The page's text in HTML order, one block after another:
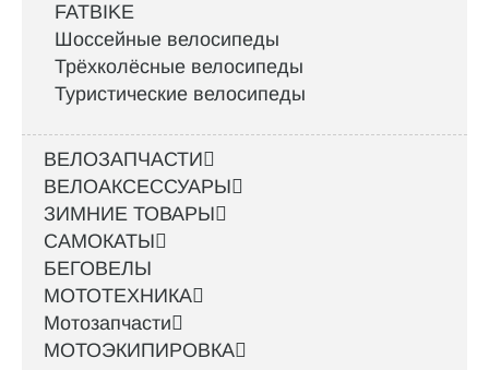
FATBIKE
Шоссейные велосипеды
Трёхколёсные велосипеды
Туристические велосипеды
ВЕЛОЗАПЧАСТИ
ВЕЛОАКСЕССУАРЫ
ЗИМНИЕ ТОВАРЫ
САМОКАТЫ
БЕГОВЕЛЫ
МОТОТЕХНИКА
Мотозапчасти
МОТОЭКИПИРОВКА